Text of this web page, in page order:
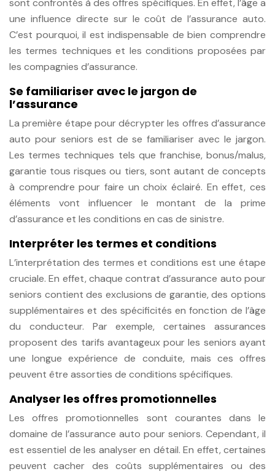
une influence directe sur le coût de l’assurance auto.
C’est pourquoi, il est indispensable de bien comprendre
les termes techniques et les conditions proposées par
les compagnies d’assurance.
Se familiariser avec le jargon de
l’assurance
La première étape pour décrypter les offres d’assurance
auto pour seniors est de se familiariser avec le jargon.
Les termes techniques tels que franchise, bonus/malus,
garantie tous risques ou tiers, sont autant de concepts
à comprendre pour faire un choix éclairé. En effet, ces
éléments vont influencer le montant de la prime
d’assurance et les conditions en cas de sinistre.
Interpréter les termes et conditions
L’interprétation des termes et conditions est une étape
cruciale. En effet, chaque contrat d’assurance auto pour
seniors contient des exclusions de garantie, des options
supplémentaires et des spécificités en fonction de l’âge
du conducteur. Par exemple, certaines assurances
proposent des tarifs avantageux pour les seniors ayant
une longue expérience de conduite, mais ces offres
peuvent être assorties de conditions spécifiques.
Analyser les offres promotionnelles
Les offres promotionnelles sont courantes dans le
domaine de l’assurance auto pour seniors. Cependant, il
est essentiel de les analyser en détail. En effet, certaines
peuvent cacher des coûts supplémentaires ou des